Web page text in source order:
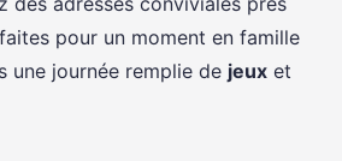
pour un moment en famille
une journée remplie de jeux et